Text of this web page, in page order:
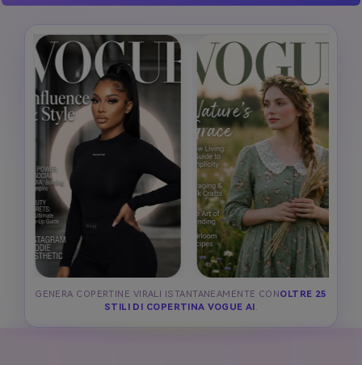
GENERA COPERTINE VIRALI ISTANTANEAMENTE CONOLTRE 25
STILI DI COPERTINA VOGUE AI.